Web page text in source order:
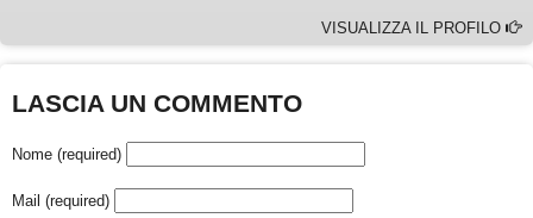
VISUALIZZA IL PROFILO
LASCIA UN COMMENTO
Nome (required)
Mail (required)